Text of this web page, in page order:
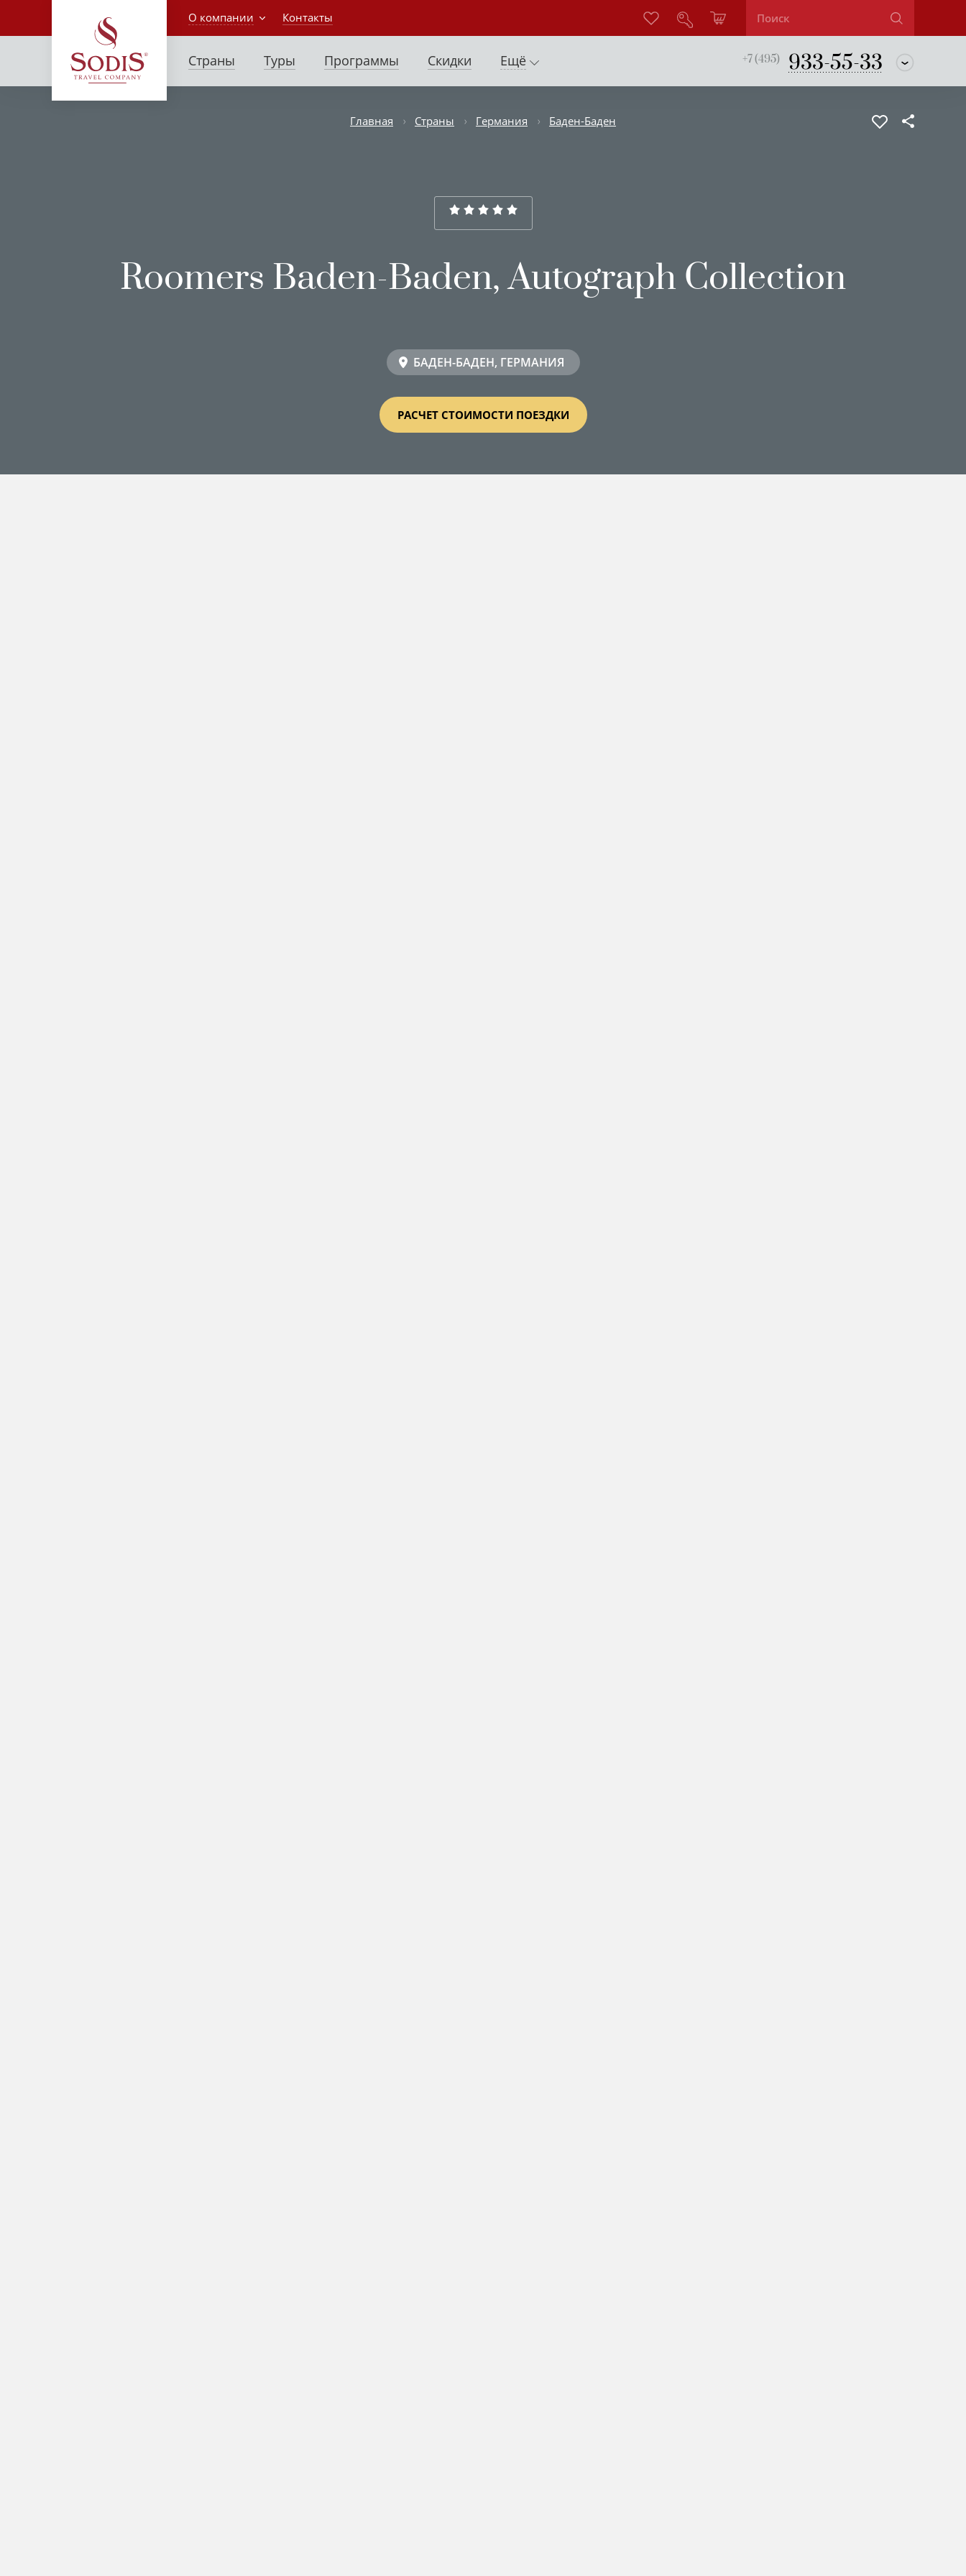
О компании Контакты
Страны Туры Программы Скидки Ещё +7 (495) 933-55-33
Главная Страны Германия Баден-Баден
Roomers Baden-Baden, Autograph Collection
БАДЕН-БАДЕН, ГЕРМАНИЯ
РАСЧЕТ СТОИМОСТИ ПОЕЗДКИ